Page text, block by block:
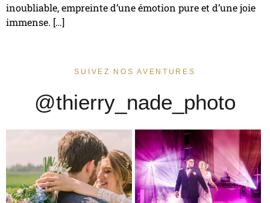
inoubliable, empreinte d’une émotion pure et d’une joie
immense. […]
SUIVEZ NOS AVENTURES
@thierry_nade_photo